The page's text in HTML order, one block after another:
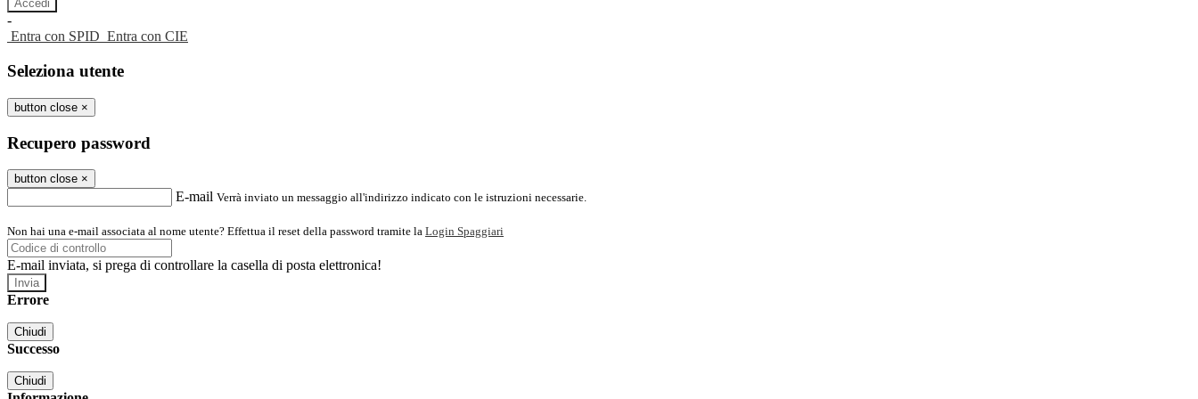
-
Entra con SPID Entra con CIE
Seleziona utente
button close ×
Recupero password
button close ×
E-mail Verrà inviato un messaggio all'indirizzo indicato con le istruzioni necessarie.
Non hai una e-mail associata al nome utente? Effettua il reset della password tramite la Login Spaggiari
E-mail inviata, si prega di controllare la casella di posta elettronica!
Errore
Chiudi
Successo
Chiudi